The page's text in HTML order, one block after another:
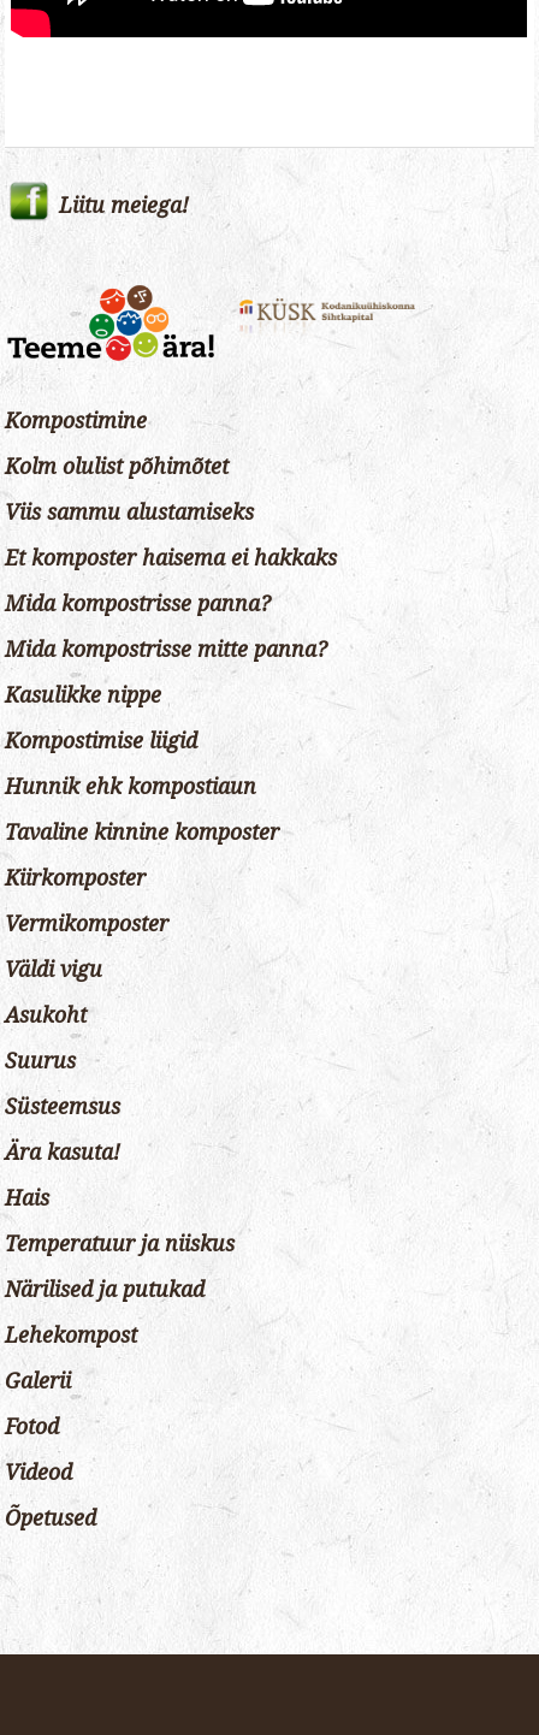
Liitu meiega!
Kompostimine
Kolm olulist põhimõtet
Viis sammu alustamiseks
Et komposter haisema ei hakkaks
Mida kompostrisse panna?
Mida kompostrisse mitte panna?
Kasulikke nippe
Kompostimise liigid
Hunnik ehk kompostiaun
Tavaline kinnine komposter
Kiirkomposter
Vermikomposter
Väldi vigu
Asukoht
Suurus
Süsteemsus
Ära kasuta!
Hais
Temperatuur ja niiskus
Närilised ja putukad
Lehekompost
Galerii
Fotod
Videod
Õpetused